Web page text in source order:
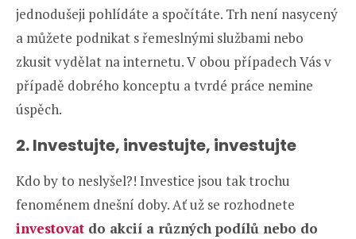
jednodušeji pohlídáte a spočítáte. Trh není nasycený
a můžete podnikat s řemeslnými službami nebo
zkusit vydělat na internetu. V obou případech Vás v
případě dobrého konceptu a tvrdé práce nemine
úspěch.
2. Investujte, investujte, investujte
Kdo by to neslyšel?! Investice jsou tak trochu
fenoménem dnešní doby. Ať už se rozhodnete
investovat do akcií a různých podílů nebo do